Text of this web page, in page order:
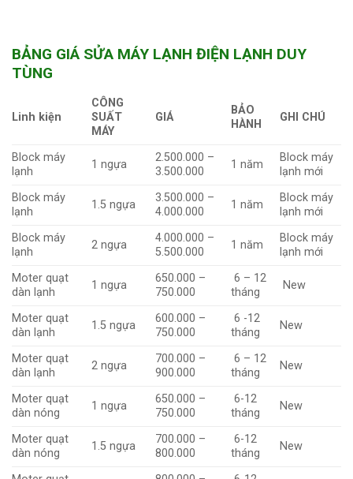
BẢNG GIÁ SỬA MÁY LẠNH ĐIỆN LẠNH DUY
TÙNG
Linh kiện
CÔNG
SUẤT
MÁY
GIÁ
BẢO
HÀNH
GHI CHÚ
Block máy
lạnh
1 ngựa
2.500.000 –
3.500.000
1 năm
Block máy
lạnh mới
Block máy
lạnh
1.5 ngựa
3.500.000 –
4.000.000
1 năm
Block máy
lạnh mới
Block máy
lạnh
2 ngựa
4.000.000 –
5.500.000
1 năm
Block máy
lạnh mới
Moter quạt
dàn lạnh
1 ngựa
650.000 –
750.000
6 – 12
tháng
New
Moter quạt
dàn lạnh
1.5 ngựa
600.000 –
750.000
6 -12
tháng
New
Moter quạt
dàn lạnh
2 ngựa
700.000 –
900.000
6 – 12
tháng
New
Moter quạt
dàn nóng
1 ngựa
650.000 –
750.000
6-12
tháng
New
Moter quạt
dàn nóng
1.5 ngựa
700.000 –
800.000
6-12
tháng
New